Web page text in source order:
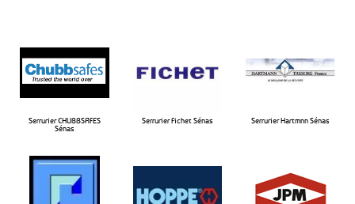
Serrurier CHUBBSAFES
Sénas​
Serrurier Fichet Sénas​ Serrurier Hartmnn Sénas​